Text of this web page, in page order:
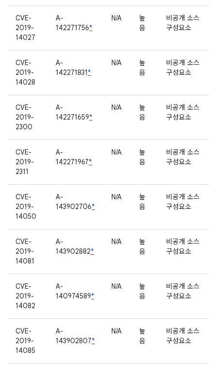
CVE-
2019-
14027
A-
142271756*
N/A
높
음
비공개 소스
구성요소
CVE-
2019-
14028
A-
142271831*
N/A
높
음
비공개 소스
구성요소
CVE-
2019-
2300
A-
142271659*
N/A
높
음
비공개 소스
구성요소
CVE-
2019-
2311
A-
142271967*
N/A
높
음
비공개 소스
구성요소
CVE-
2019-
14050
A-
143902706*
N/A
높
음
비공개 소스
구성요소
CVE-
2019-
14081
A-
143902882*
N/A
높
음
비공개 소스
구성요소
CVE-
2019-
14082
A-
140974589*
N/A
높
음
비공개 소스
구성요소
CVE-
2019-
14085
A-
143902807*
N/A
높
음
비공개 소스
구성요소